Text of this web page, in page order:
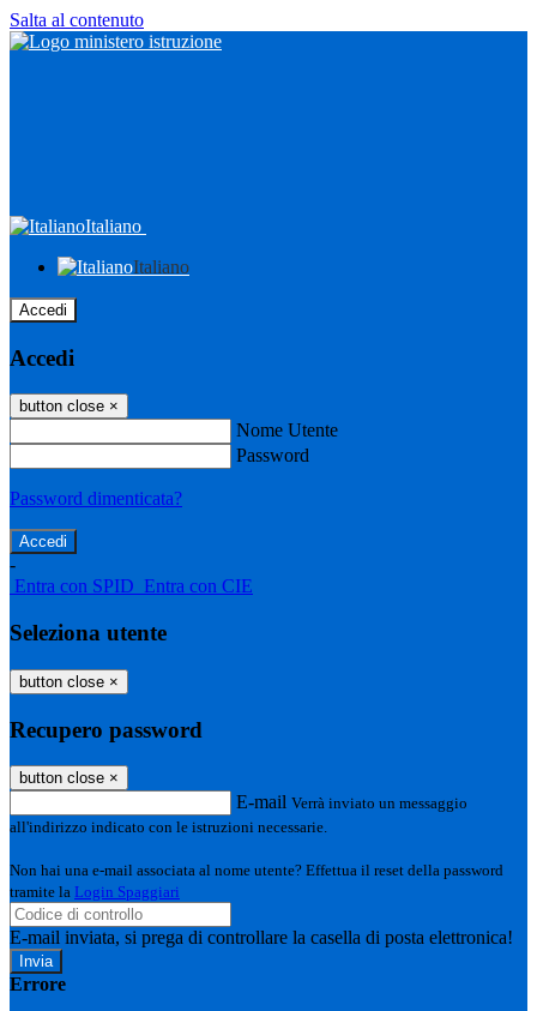
Salta al contenuto
Italiano
Italiano
Accedi
Accedi
button close ×
Nome Utente
Password
Password dimenticata?
-
Entra con SPID Entra con CIE
Seleziona utente
button close ×
Recupero password
button close ×
E-mail Verrà inviato un messaggio
all'indirizzo indicato con le istruzioni necessarie.
Non hai una e-mail associata al nome utente? Effettua il reset della password
tramite la Login Spaggiari
E-mail inviata, si prega di controllare la casella di posta elettronica!
Errore